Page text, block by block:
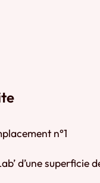
n°1
d’une superficie